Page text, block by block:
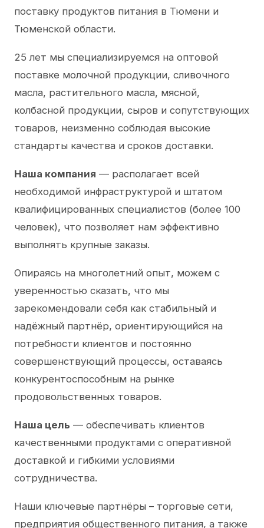
поставку продуктов питания в Тюмени и
Тюменской области.
25 лет мы специализируемся на оптовой
поставке молочной продукции, сливочного
масла, растительного масла, мясной,
колбасной продукции, сыров и сопутствующих
товаров, неизменно соблюдая высокие
стандарты качества и сроков доставки.
Наша компания — располагает всей
необходимой инфраструктурой и штатом
квалифицированных специалистов (более 100
человек), что позволяет нам эффективно
выполнять крупные заказы.
Опираясь на многолетний опыт, можем с
уверенностью сказать, что мы
зарекомендовали себя как стабильный и
надёжный партнёр, ориентирующийся на
потребности клиентов и постоянно
совершенствующий процессы, оставаясь
конкурентоспособным на рынке
продовольственных товаров.
Наша цель — обеспечивать клиентов
качественными продуктами с оперативной
доставкой и гибкими условиями
сотрудничества.
Наши ключевые партнёры – торговые сети,
предприятия общественного питания, а также